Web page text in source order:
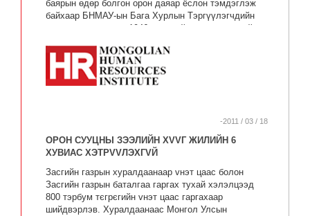
баярын өдөр болгон орон даяар ёслон тэмдэглэж
байхаар БНМАУ-ын Бага Хурлын Тэргүүлэгчдийн
хурлын тогтоолоор 1946 онд шийдвэрлэж цэргийн
шийдвэрийн дагуу 1947 оноос эхлэн жил бүрийн
гуравдугаар сарын 18-ны өдрийг Монгол Ардын
Хувьсгалт цэрэг (хожим Ардын цэрэг, Монгол ардын
-2011 / 03 / 18
ОРОН СУУЦНЫ ЗЭЭЛИЙН ХVVГ ЖИЛИЙН 6
ХУВИАС ХЭТРVVЛЭХГVЙ
Засгийн газрын хуралдаанаар vнэт цаас болон
Засгийн газрын баталгаа гаргах тухай хэлэлцээд
800 тэрбум тєгрєгийн vнэт цаас гаргахаар
шийдвэрлэв. Хуралдаанаас Монгол Улсын